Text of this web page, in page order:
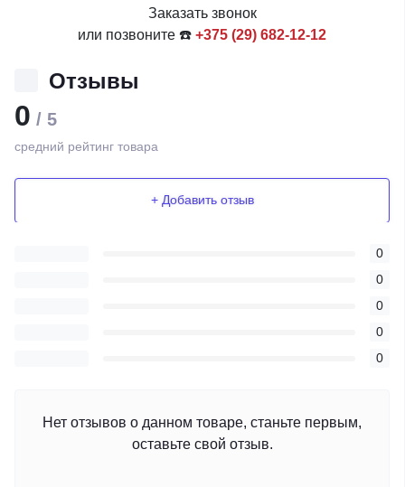
Заказать звонок
или позвоните ☎️ +375 (29) 682-12-12
Отзывы
0 / 5
средний рейтинг товара
+ Добавить отзыв
0
0
0
0
0
Нет отзывов о данном товаре, станьте первым,
оставьте свой отзыв.